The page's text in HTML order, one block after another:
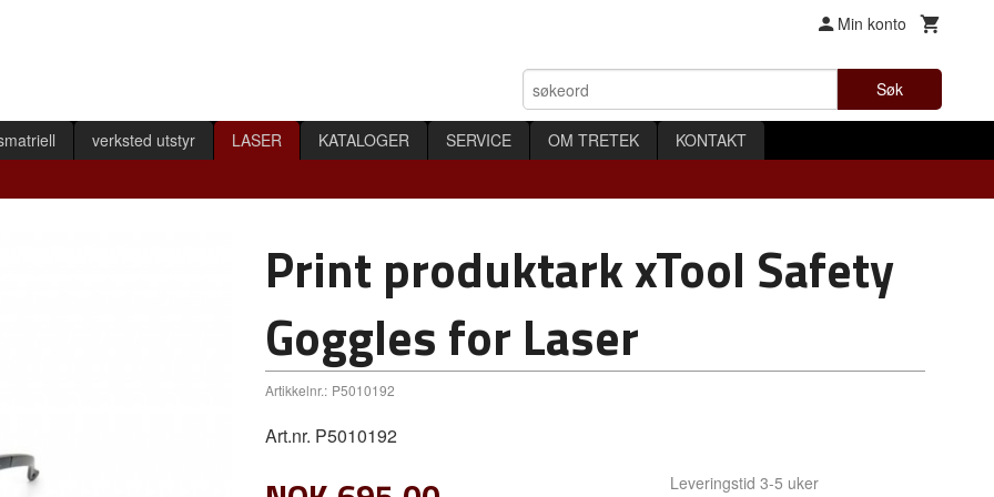
Min konto
Søk
verksted utstyr LASER KATALOGER SERVICE OM TRETEK KONTAKT
Print produktark xTool Safety
Goggles for Laser
Artikkelnr.: P5010192
Art.nr. P5010192
Leveringstid 3-5 uker